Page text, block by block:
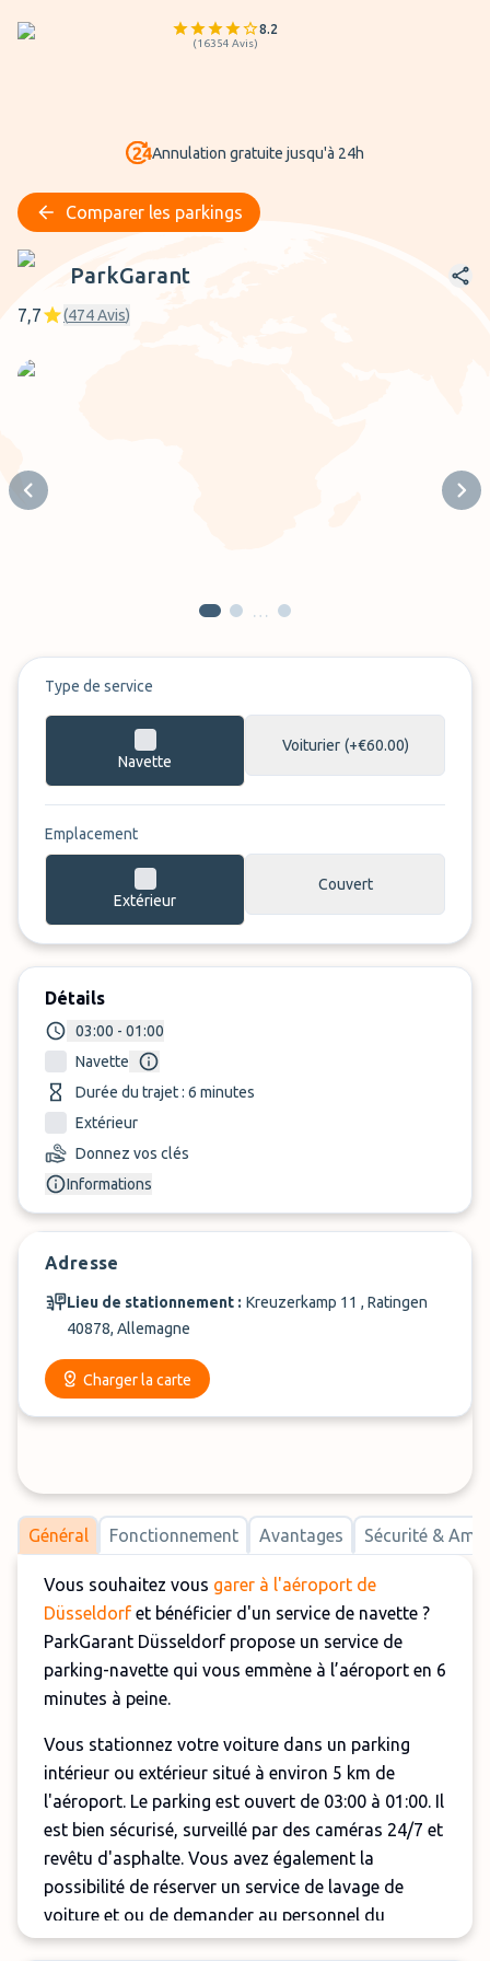
8.2
(16354 Avis)
Annulation gratuite jusqu'à 24h
Comparer les parkings
ParkGarant
ParkGarant
7,7 (474Avis)
Previous slide
…
Type de service
Navette
Voiturier (+€60.00)
Emplacement
Extérieur
Couvert
Détails
03:00 - 01:00
Navette
Durée du trajet : 6 minutes
Extérieur
Donnez vos clés
Informations
Adresse
Lieu de stationnement : Kreuzerkamp 11 , Ratingen
40878, Allemagne
Charger la carte
Général Fonctionnement Avantages Sécurité &
Vous souhaitez vous garer à l'aéroport de
Düsseldorf et bénéficier d'un service de navette ?
ParkGarant Düsseldorf propose un service de
parking-navette qui vous emmène à l’aéroport en 6
minutes à peine.
Vous stationnez votre voiture dans un parking
intérieur ou extérieur situé à environ 5 km de
l'aéroport. Le parking est ouvert de 03:00 à 01:00. Il
est bien sécurisé, surveillé par des caméras 24/7 et
revêtu d'asphalte. Vous avez également la
possibilité de réserver un service de lavage de
voiture et ou de demander au personnel du
parking de faire le plein d’essence pendant votre